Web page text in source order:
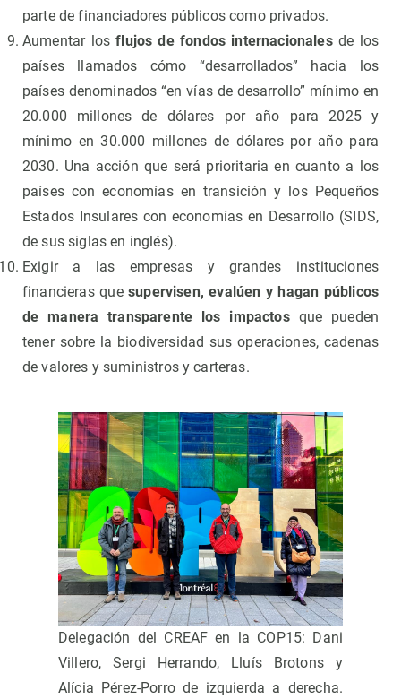
parte de financiadores públicos como privados.
Aumentar losflujos de fondos internacionalesde los
países llamados cómo “desarrollados” hacia los
países denominados “en vías de desarrollo” mínimo en
20.000 millones de dólares por año para 2025 y
mínimo en 30.000 millones de dólares por año para
2030. Una acción que será prioritaria en cuanto a los
países con economías en transición y los Pequeños
Estados Insulares con economías en Desarrollo (SIDS,
de sus siglas en inglés).
Exigir a las empresas y grandes instituciones
financieras quesupervisen, evalúen y hagan públicos
de manera transparente los impactosque pueden
tener sobre la biodiversidad sus operaciones, cadenas
de valores y suministros y carteras.
Delegación del CREAF en la COP15: Dani
Villero, Sergi Herrando, Lluís Brotons y
Alícia Pérez-Porro de izquierda a derecha.